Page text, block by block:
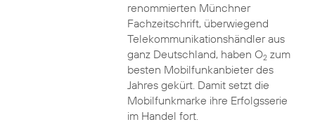
renommierten Münchner
Fachzeitschrift, überwiegend
Telekommunikationshändler aus
ganz Deutschland, haben O2zum
besten Mobilfunkanbieter des
Jahres gekürt. Damit setzt die
Mobilfunkmarke ihre Erfolgsserie
im Handel fort.